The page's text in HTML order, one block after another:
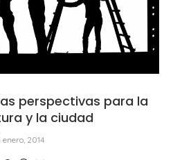
perspectivas para la
y la ciudad
enero, 2014